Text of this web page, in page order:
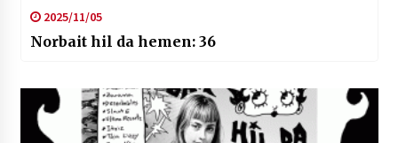
2025/11/05
Norbait hil da hemen: 36